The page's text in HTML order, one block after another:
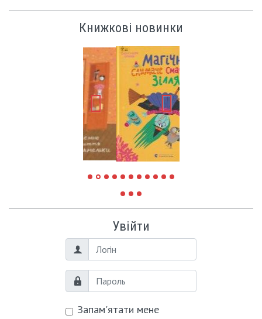
Книжкові новинки
Увійти
Логін
Пароль
Запам'ятати мене